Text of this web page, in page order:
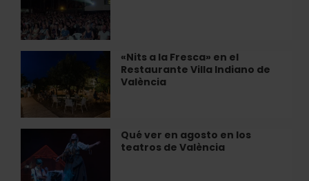
verano
en
València
2026:
espacios
«Nits a la Fresca» en el
Restaurante Villa Indiano de
València
a
la
Fresca»
en
el
Restaurante
Villa
Indiano
Qué ver en agosto en los
teatros de València
ver
en